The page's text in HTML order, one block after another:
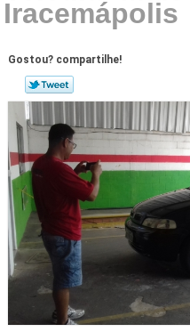
Iracemápolis
Gostou? compartilhe!